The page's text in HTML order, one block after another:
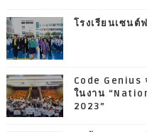
โรงเรียนเซนต์
Code Genius
ในงาน
2023”